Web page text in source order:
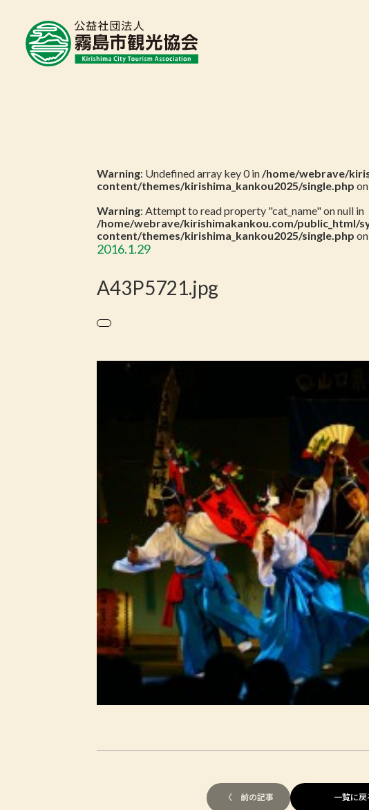
Warning: Undefined array key 0 in/home/webrave/
content/themes/kirishima_kankou2025/single.php
Warning: Attempt to read property "cat_name" on null in
/home/webrave/kirishimakankou.com/public_html/
content/themes/kirishima_kankou2025/single.php
2016.1.29
A43P5721.jpg
〈 前の記事 一覧に戻